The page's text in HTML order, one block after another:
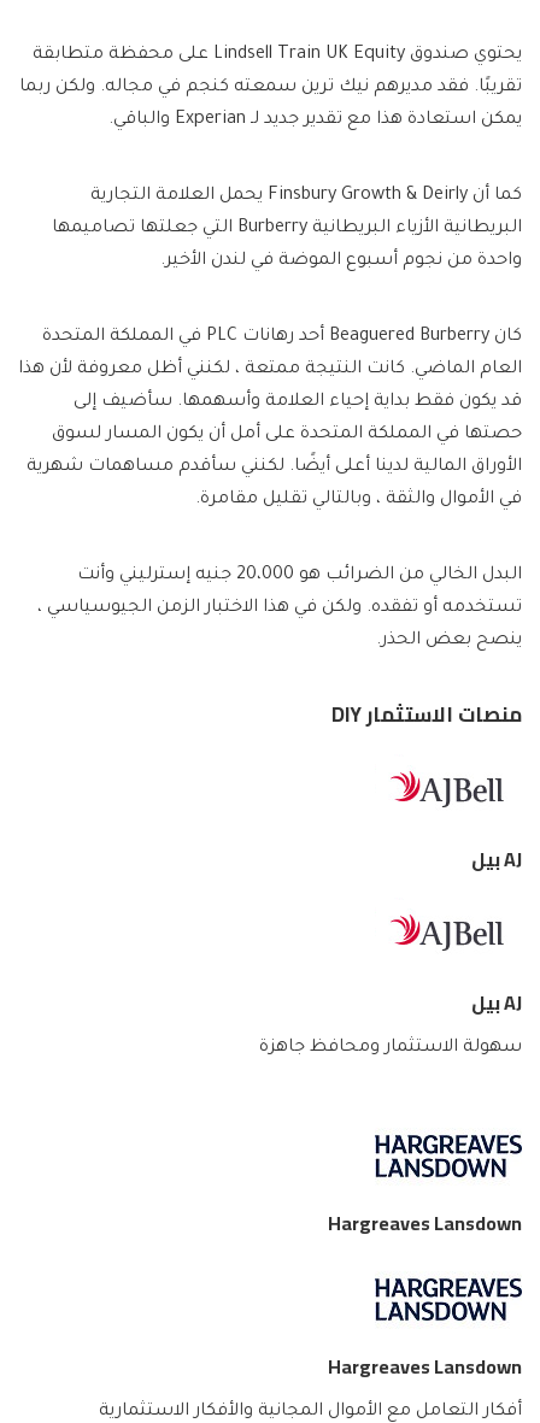
يحتوي صندوق Lindsell Train UK Equity على محفظة متطابقة
تقريبًا. فقد مديرهم نيك ترين سمعته كنجم في مجاله. ولكن ربما
يمكن استعادة هذا مع تقدير جديد لـ Experian والباقي.
كما أن Finsbury Growth & Deirly يحمل العلامة التجارية
البريطانية الأزياء البريطانية Burberry التي جعلتها تصاميمها
واحدة من نجوم أسبوع الموضة في لندن الأخير.
كان Beaguered Burberry أحد رهانات PLC في المملكة المتحدة
العام الماضي. كانت النتيجة ممتعة ، لكنني أظل معروفة لأن هذا
قد يكون فقط بداية إحياء العلامة وأسهمها. سأضيف إلى
حصتها في المملكة المتحدة على أمل أن يكون المسار لسوق
الأوراق المالية لدينا أعلى أيضًا. لكنني سأقدم مساهمات شهرية
في الأموال والثقة ، وبالتالي تقليل مقامرة.
البدل الخالي من الضرائب هو 20،000 جنيه إسترليني وأنت
تستخدمه أو تفقده. ولكن في هذا الاختبار الزمن الجيوسياسي ،
ينصح بعض الحذر.
منصات الاستثمار DIY
AJ بيل
AJ بيل
سهولة الاستثمار ومحافظ جاهزة
Hargreaves Lansdown
Hargreaves Lansdown
أفكار التعامل مع الأموال المجانية والأفكار الاستثمارية